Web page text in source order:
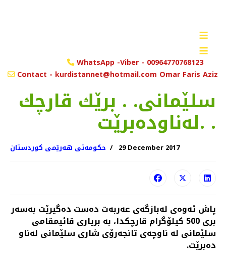
≡
≡
WhatsApp -Viber - 00964770768123
Contact - kurdistannet@hotmail.com Omar Faris Aziz
سلێمانی. . برێك قارچك
له‌ناوده‌برێت. .
حکومەتی هەرێمی کوردستان 29 December 2017
پاش ئه‌وه‌ی له‌بازگه‌ی عه‌ربه‌ت ده‌ست ده‌گیرێت به‌سه‌ر
بری 500 كیلۆگرام قارچكدا، به‌ بریاری قائیمقامی
سلێمانی له‌ ناوچه‌ی تانجه‌رۆی شاری سلێمانی له‌ناو
ده‌برێت.